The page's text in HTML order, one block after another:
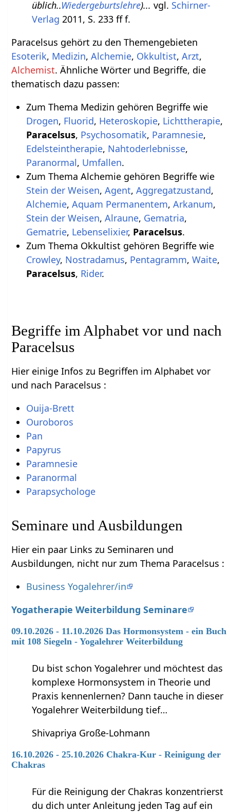
üblich..Wiedergeburtslehre)... vgl. Schirner-
Verlag 2011, S. 233 ff f.
Paracelsus gehört zu den Themengebieten
Esoterik, Medizin,Alchemie, Okkultist,Arzt,
Alchemist. Ähnliche Wörter und Begriffe, die
thematisch dazu passen:
Zum Thema Medizin gehören Begriffe wie
Drogen, Fluorid, Heteroskopie, Lichttherapie,
Paracelsus, Psychosomatik, Paramnesie,
Edelsteintherapie, Nahtoderlebnisse,
Paranormal, Umfallen.
Zum Thema Alchemie gehören Begriffe wie
Stein der Weisen, Agent, Aggregatzustand,
Alchemie, Aquam Permanentem, Arkanum,
Stein der Weisen, Alraune, Gematria,
Gematrie, Lebenselixier, Paracelsus.
Zum Thema Okkultist gehören Begriffe wie
Crowley, Nostradamus, Pentagramm, Waite,
Paracelsus, Rider.
Begriffe im Alphabet vor und nach
Paracelsus
Hier einige Infos zu Begriffen im Alphabet vor
und nach Paracelsus :
Ouija-Brett
Ouroboros
Pan
Papyrus
Paramnesie
Paranormal
Parapsychologe
Seminare und Ausbildungen
Hier ein paar Links zu Seminaren und
Ausbildungen, nicht nur zum Thema Paracelsus :
Business Yogalehrer/in
Yogatherapie Weiterbildung Seminare
09.10.2026 - 11.10.2026 Das Hormonsystem - ein Buch
mit 108 Siegeln - Yogalehrer Weiterbildung
Du bist schon Yogalehrer und möchtest das
komplexe Hormonsystem in Theorie und
Praxis kennenlernen? Dann tauche in dieser
Yogalehrer Weiterbildung tief…
Shivapriya Große-Lohmann
16.10.2026 - 25.10.2026 Chakra-Kur - Reinigung der
Chakras
Für die Reinigung der Chakras konzentrierst
du dich unter Anleitung jeden Tag auf ein